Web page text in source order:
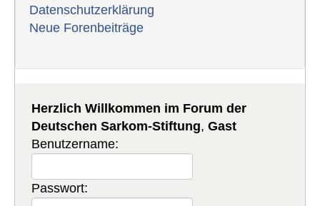
Datenschutzerklärung
Neue Forenbeiträge
Herzlich Willkommen im Forum der
Deutschen Sarkom-Stiftung,Gast
Benutzername:
Passwort: